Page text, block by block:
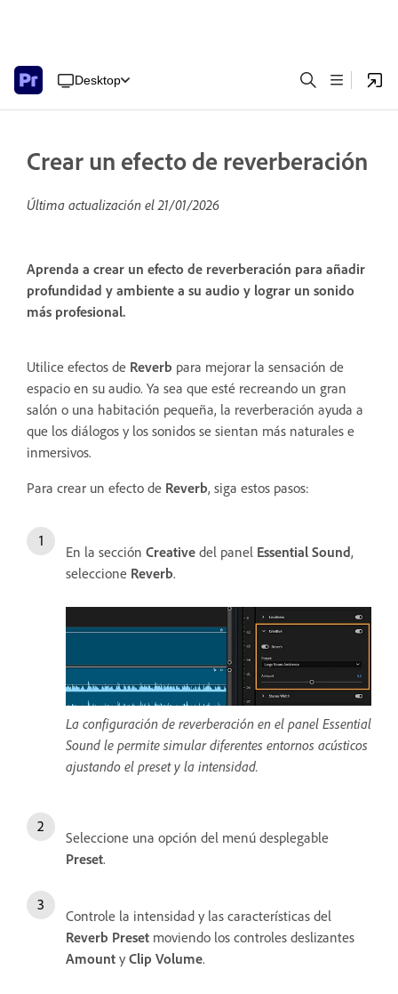
Desktop
Crear un efecto de reverberación
Última actualización el21/01/2026
Aprenda a crear un efecto de reverberación para añadir
profundidad y ambiente a su audio y lograr un sonido
más profesional.
Utilice efectos de Reverb para mejorar la sensación de
espacio en su audio. Ya sea que esté recreando un gran
salón o una habitación pequeña, la reverberación ayuda a
que los diálogos y los sonidos se sientan más naturales e
inmersivos.
Para crear un efecto de Reverb, siga estos pasos:
En la sección Creative del panel Essential Sound,
seleccione Reverb.
La configuración de reverberación en el panel Essential
Sound le permite simular diferentes entornos acústicos
ajustando el preset y la intensidad.
Seleccione una opción del menú desplegable
Preset.
Controle la intensidad y las características del
Reverb Preset moviendo los controles deslizantes
Amount y Clip Volume.